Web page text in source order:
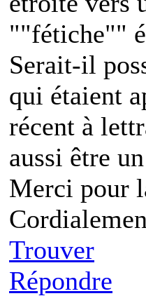
""fétiche""
Serait-il
qui étaient
récent à
aussi être
Merci pour
Trouver
Répondre